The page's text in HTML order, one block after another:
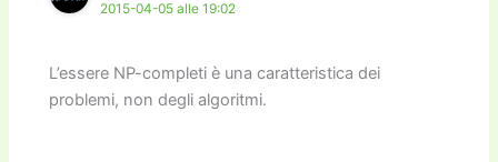
2015-04-05 alle 19:02
L’essere NP-completi è una caratteristica dei
problemi, non degli algoritmi.